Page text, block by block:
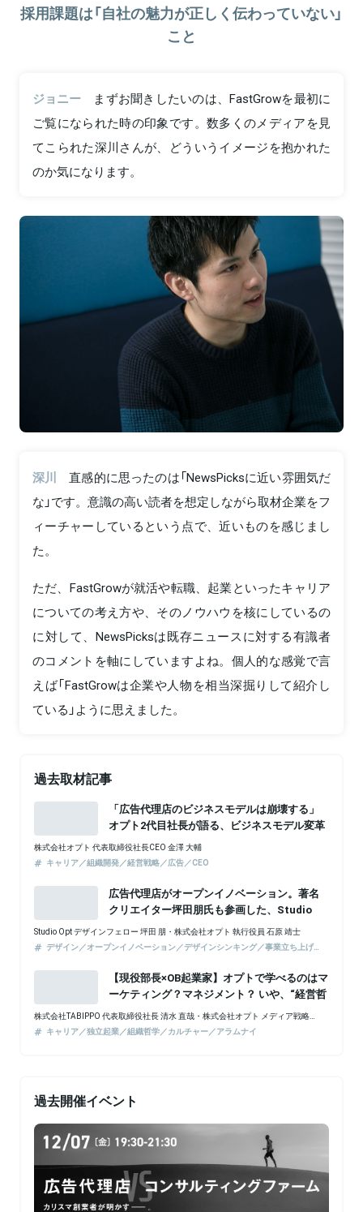
採用課題は「自社の魅力が正しく伝わっていない」
こと
ジョニー
まずお聞きしたいのは、FastGrowを最初に
ご覧になられた時の印象です。数多くのメディアを見
てこられた深川さんが、どういうイメージを抱かれた
のか気になります。
深川
直感的に思ったのは「NewsPicksに近い雰囲気だ
な」です。意識の高い読者を想定しながら取材企業をフ
ィーチャーしているという点で、近いものを感じまし
た。
ただ、FastGrowが就活や転職、起業といったキャリア
についての考え方や、そのノウハウを核にしているの
に対して、NewsPicksは既存ニュースに対する有識者
のコメントを軸にしていますよね。個人的な感覚で言
えば「FastGrowは企業や人物を相当深掘りして紹介し
ている」ように思えました。
過去取材記事
過去開催イベント